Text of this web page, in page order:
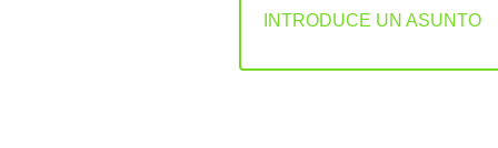
INTRODUCE UN ASUNTO